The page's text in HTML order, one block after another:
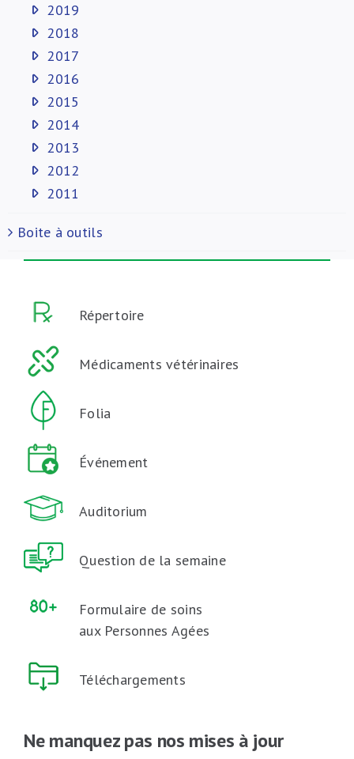
2019
2018
2017
2016
2015
2014
2013
2012
2011
Boite à outils
Répertoire
Médicaments vétérinaires
Folia
Événement
Auditorium
Question de la semaine
Formulaire de soins
aux Personnes Agées
Téléchargements
Ne manquez pas nos mises à jour